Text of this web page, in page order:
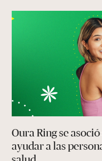
Oura Ring se
ayudar a las